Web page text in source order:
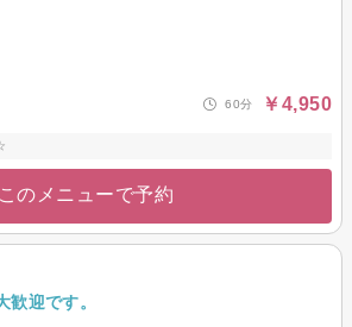
60分 ￥4,950
このメニューで予約
迎です。